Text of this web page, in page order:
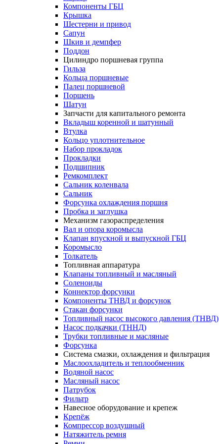
Компоненты ГБЦ
Крышка
Шестерни и привод
Сапун
Шкив и демпфер
Поддон
Цилиндро поршневая группа
Гильза
Кольца поршневые
Палец поршневой
Поршень
Шатун
Запчасти для капитального ремонта
Вкладыш коренной и шатунный
Втулка
Кольцо уплотнительное
Набор прокладок
Прокладки
Подшипник
Ремкомплект
Сальник коленвала
Сальник
Форсунка охлаждения поршня
Пробка и заглушка
Механизм газораспределения
Вал и опора коромысла
Клапан впускной и выпускной ГБЦ
Коромысло
Толкатель
Топливная аппаратура
Клапаны топливный и масляный
Соленоиды
Коннектор форсунки
Компоненты ТНВД и форсунок
Стакан форсунки
Топливный насос высокого давления (ТНВД)
Насос подкачки (ТННД)
Трубки топливные и масляные
Форсунка
Система смазки, охлаждения и фильтрация
Маслоохладитель и теплообменник
Водяной насос
Масляный насос
Патрубок
Фильтр
Навесное оборудование и крепеж
Крепёж
Компрессор воздушный
Натяжитель ремня